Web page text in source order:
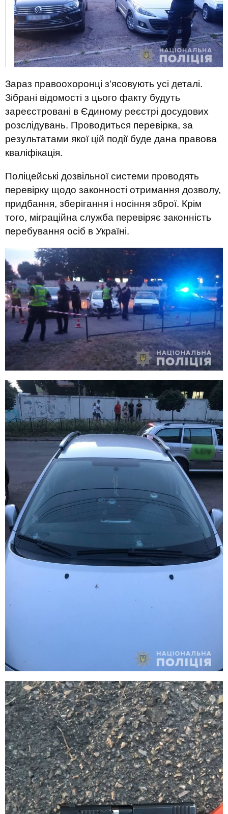
Зараз правоохоронці з'ясовують усі деталі.
Зібрані відомості з цього факту будуть
зареєстровані в Єдиному реєстрі досудових
розслідувань. Проводиться перевірка, за
результатами якої цій події буде дана правова
кваліфікація.
Поліцейські дозвільної системи проводять
перевірку щодо законності отримання дозволу,
придбання, зберігання і носіння зброї. Крім
того, міграційна служба перевіряє законність
перебування осіб в Україні.